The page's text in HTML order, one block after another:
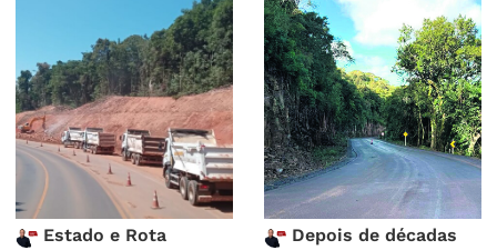
Estado e Rota
Depois de décadas